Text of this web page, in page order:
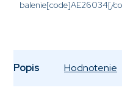
balenie[code]AE26034[/
Popis Hodnotenie